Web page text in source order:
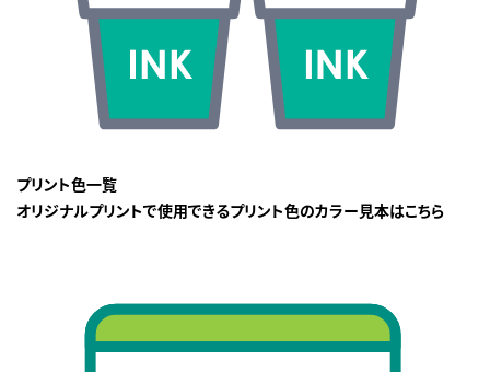
プリント色一覧
オリジナルプリントで使用できるプリント色のカラー見本はこちら